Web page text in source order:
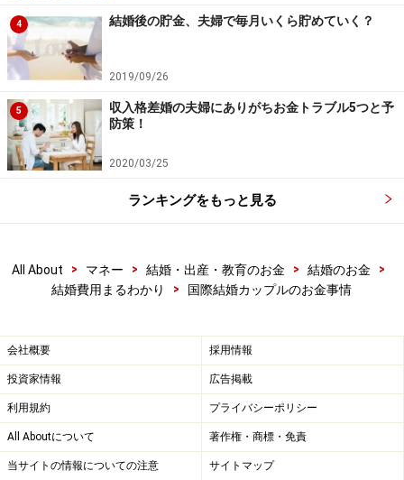
4 結婚後の貯金、夫婦で毎月いくら貯めていく？
2019/09/26
5
収入格差婚の夫婦にありがちお金トラブル5つと予
防策！
2020/03/25
ランキングをもっと見る
All About > マネー > 結婚・出産・教育のお金 > 結婚のお金
>
結婚費用まるわかり
> 国際結婚カップルのお金事情
会社概要 採用情報
投資家情報 広告掲載
利用規約 プライバシーポリシー
All Aboutについて 著作権・商標・免責
当サイトの情報についての注意 サイトマップ